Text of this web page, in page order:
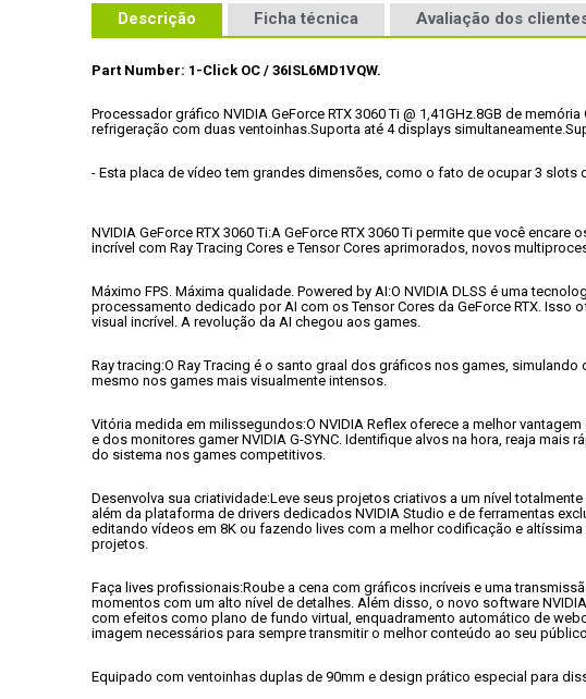
Descrição Ficha técnica Avaliação dos
Part Number: 1-Click OC / 36ISL6MD1VQW.
Processador gráfico NVIDIA GeForce RTX 3060 Ti @ 1,41GHz.8GB de memória
refrigeração com duas ventoinhas.Suporta até 4 displays simultaneamente.
- Esta placa de vídeo tem grandes dimensões, como o fato de ocupar 3
NVIDIA GeForce RTX 3060 Ti:A GeForce RTX 3060 Ti permite que você
incrível com Ray Tracing Cores e Tensor Cores aprimorados, novos
Máximo FPS. Máxima qualidade. Powered by AI:O NVIDIA DLSS é uma
processamento dedicado por AI com os Tensor Cores da GeForce RTX.
visual incrível. A revolução da AI chegou aos games.
Ray tracing:O Ray Tracing é o santo graal dos gráficos nos games,
mesmo nos games mais visualmente intensos.
Vitória medida em milissegundos:O NVIDIA Reflex oferece a melhor
e dos monitores gamer NVIDIA G-SYNC. Identifique alvos na hora, reaja
do sistema nos games competitivos.
Desenvolva sua criatividade:Leve seus projetos criativos a um nível
além da plataforma de drivers dedicados NVIDIA Studio e de ferramentas
editando vídeos em 8K ou fazendo lives com a melhor codificação e
projetos.
Faça lives profissionais:Roube a cena com gráficos incríveis e uma
momentos com um alto nível de detalhes. Além disso, o novo software
com efeitos como plano de fundo virtual, enquadramento automático de
imagem necessários para sempre transmitir o melhor conteúdo ao seu
Equipado com ventoinhas duplas de 90mm e design prático especial para